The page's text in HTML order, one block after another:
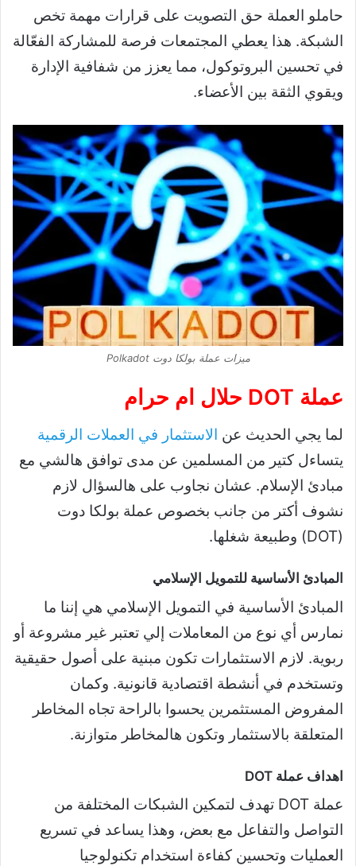
حاملو العملة حق التصويت على قرارات مهمة تخص
الشبكة. هذا يعطي المجتمعات فرصة للمشاركة الفعّالة
في تحسين البروتوكول، مما يعزز من شفافية الإدارة
ويقوي الثقة بين الأعضاء.
ميزات عملة بولكا دوت Polkadot
عملة DOT حلال ام حرام
لما يجي الحديث عن الاستثمار في العملات الرقمية
يتساءل كتير من المسلمين عن مدى توافق هالشي مع
مبادئ الإسلام. عشان نجاوب على هالسؤال لازم
نشوف أكتر من جانب بخصوص عملة بولكا دوت
(DOT) وطبيعة شغلها.
المبادئ الأساسية للتمويل الإسلامي
المبادئ الأساسية في التمويل الإسلامي هي إننا ما
نمارس أي نوع من المعاملات إلي تعتبر غير مشروعة أو
ربوية. لازم الاستثمارات تكون مبنية على أصول حقيقية
وتستخدم في أنشطة اقتصادية قانونية. وكمان
المفروض المستثمرين يحسوا بالراحة تجاه المخاطر
المتعلقة بالاستثمار وتكون هالمخاطر متوازنة.
اهداف عملة DOT
عملة DOT تهدف لتمكين الشبكات المختلفة من
التواصل والتفاعل مع بعض، وهذا يساعد في تسريع
العمليات وتحسين كفاءة استخدام تكنولوجيا